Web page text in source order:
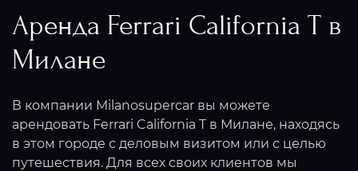
Аренда Ferrari California T в
Милане
В компании Milanosupercar вы можете
арендовать Ferrari California T в Милане, находясь
в этом городе с деловым визитом или с целью
путешествия. Для всех своих клиентов мы